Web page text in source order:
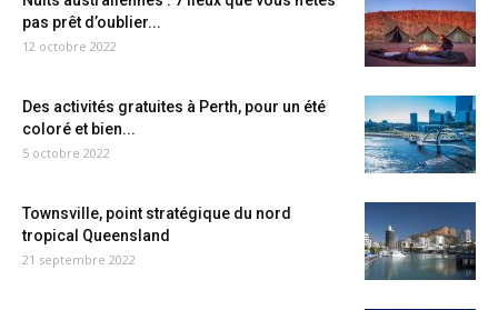
pas prêt d’oublier...
12 octobre 2022
Des activités gratuites à Perth, pour un été
coloré et bien...
5 octobre 2022
Townsville, point stratégique du nord
tropical Queensland
21 septembre 2022